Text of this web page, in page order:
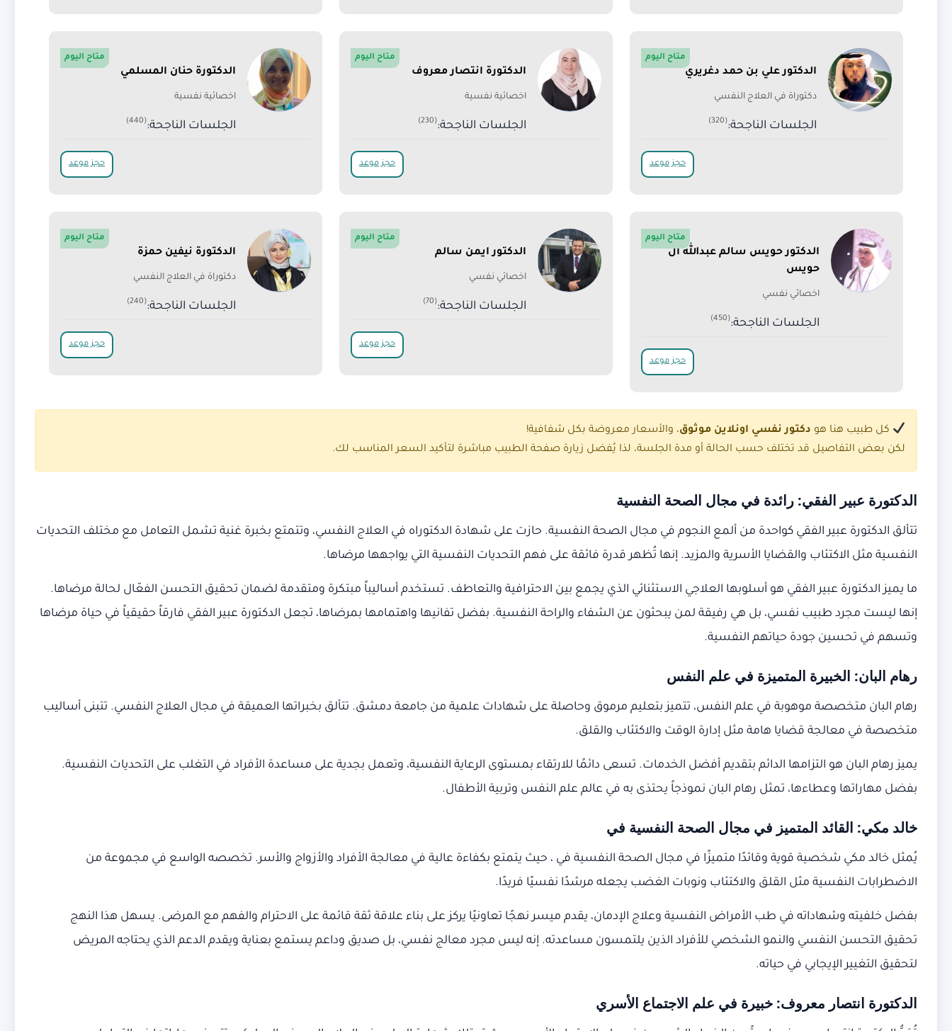
الدكتور علي بن حمد دغريري
دكتوراة في العلاج النفسي
الجلسات الناجحة:(320)
متاح اليوم
حجز موعد
الدكتورة انتصار معروف
اخصائية نفسية
الجلسات الناجحة:(230)
متاح اليوم
حجز موعد
الدكتورة حنان المسلمي
اخصائية نفسية
الجلسات الناجحة:(440)
متاح اليوم
حجز موعد
الدكتور حويس سالم عبدالله ال
حويس
اخصائي نفسي
الجلسات الناجحة:(450)
متاح اليوم
حجز موعد
الدكتور ايمن سالم
اخصائي نفسي
الجلسات الناجحة:(70)
متاح اليوم
حجز موعد
الدكتورة نيفين حمزة
دكتوراة في العلاج النفسي
الجلسات الناجحة:(240)
متاح اليوم
حجز موعد
كل طبيب هنا هو دكتور نفسي اونلاين موثوق، والأسعار معروضة بكل شفافية!
لكن بعض التفاصيل قد تختلف حسب الحالة أو مدة الجلسة، لذا يُفضل زيارة صفحة الطبيب مباشرة لتأكيد السعر المناسب لك.
الدكتورة عبير الفقي: رائدة في مجال الصحة النفسية
تتألق الدكتورة عبير الفقي كواحدة من ألمع النجوم في مجال الصحة النفسية. حازت على شهادة الدكتوراه في العلاج النفسي، وتتمتع بخبرة غنية تشمل التعامل مع مختلف التحديات
النفسية مثل الاكتئاب والقضايا الأسرية والمزيد. إنها تُظهر قدرة فائقة على فهم التحديات النفسية التي يواجهها مرضاها.
ما يميز الدكتورة عبير الفقي هو أسلوبها العلاجي الاستثنائي الذي يجمع بين الاحترافية والتعاطف. تستخدم أساليباً مبتكرة ومتقدمة لضمان تحقيق التحسن الفعّال لحالة مرضاها.
إنها ليست مجرد طبيب نفسي، بل هي رفيقة لمن يبحثون عن الشفاء والراحة النفسية. بفضل تفانيها واهتمامها بمرضاها، تجعل الدكتورة عبير الفقي فارقاً حقيقياً في حياة مرضاها
وتسهم في تحسين جودة حياتهم النفسية.
رهام البان: الخبيرة المتميزة في علم النفس
رهام البان متخصصة موهوبة في علم النفس، تتميز بتعليم مرموق وحاصلة على شهادات علمية من جامعة دمشق. تتألق بخبراتها العميقة في مجال العلاج النفسي. تتبنى أساليب
متخصصة في معالجة قضايا هامة مثل إدارة الوقت والاكتئاب والقلق.
يميز رهام البان هو التزامها الدائم بتقديم أفضل الخدمات. تسعى دائمًا للارتقاء بمستوى الرعاية النفسية، وتعمل بجدية على مساعدة الأفراد في التغلب على التحديات النفسية.
بفضل مهاراتها وعطاءها، تمثل رهام البان نموذجاً يحتذى به في عالم علم النفس وتربية الأطفال.
خالد مكي: القائد المتميز في مجال الصحة النفسية في
يُمثل خالد مكي شخصية قوية وقائدًا متميزًا في مجال الصحة النفسية في ، حيث يتمتع بكفاءة عالية في معالجة الأفراد والأزواج والأسر. تخصصه الواسع في مجموعة من
الاضطرابات النفسية مثل القلق والاكتئاب ونوبات الغضب يجعله مرشدًا نفسيًا فريدًا.
بفضل خلفيته وشهاداته في طب الأمراض النفسية وعلاج الإدمان، يقدم ميسر نهجًا تعاونيًا يركز على بناء علاقة ثقة قائمة على الاحترام والفهم مع المرضى. يسهل هذا النهج
تحقيق التحسن النفسي والنمو الشخصي للأفراد الذين يلتمسون مساعدته. إنه ليس مجرد معالج نفسي، بل صديق وداعم يستمع بعناية ويقدم الدعم الذي يحتاجه المريض
لتحقيق التغيير الإيجابي في حياته.
الدكتورة انتصار معروف: خبيرة في علم الاجتماع الأسري